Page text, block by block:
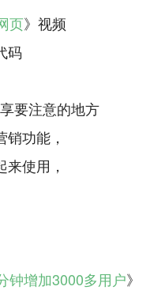
页》视频
码
要注意的地方
功能，
使用，
钟增加3000多用户》